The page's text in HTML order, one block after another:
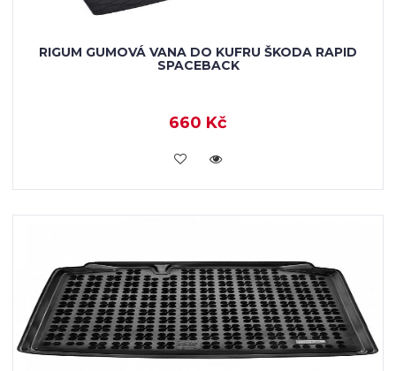
RIGUM GUMOVÁ VANA DO KUFRU ŠKODA RAPID
SPACEBACK
660 Kč
KOUPIT